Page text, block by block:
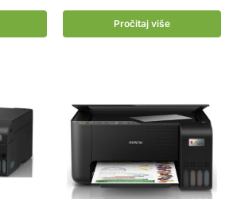
Pročitaj više